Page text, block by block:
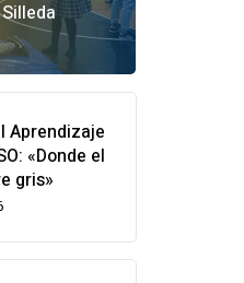
Aprendizaje
«Donde el
gris»